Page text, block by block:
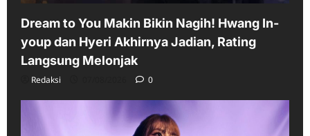
Dream to You Makin Bikin Nagih! Hwang In-
youp dan Hyeri Akhirnya Jadian, Rating
Langsung Melonjak
Redaksi 0